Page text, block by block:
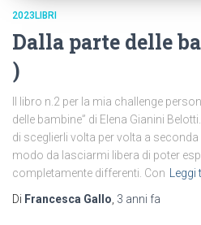
2023LIBRI
Dalla parte delle
)
Il libro n.2 per la mia challenge
delle bambine” di Elena Gianini
di sceglierli volta per volta a
modo da lasciarmi libera di poter
completamente differenti. Con Leggi
Di Francesca Gallo, 3 anni fa